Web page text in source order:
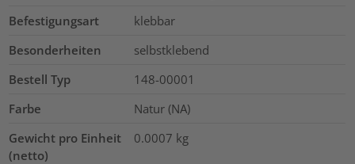
Befestigungsart
klebbar
Besonderheiten
selbstklebend
Bestell Typ
148-00001
Farbe
Natur (NA)
Gewicht pro Einheit
(netto)
0.0007 kg